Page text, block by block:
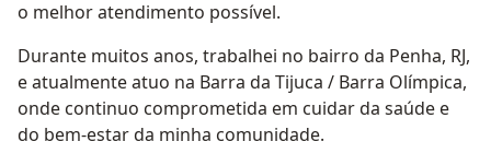
o melhor atendimento possível.
Durante muitos anos, trabalhei no bairro da Penha, RJ,
e atualmente atuo na Barra da Tijuca / Barra Olímpica,
onde continuo comprometida em cuidar da saúde e
do bem-estar da minha comunidade.